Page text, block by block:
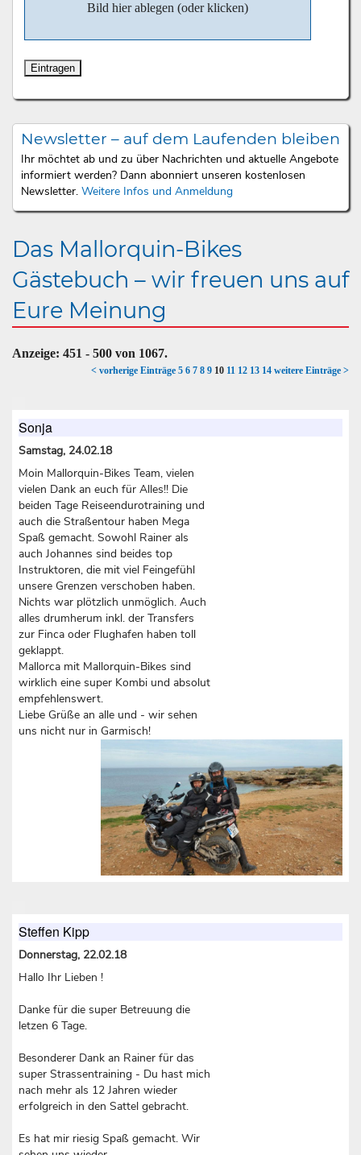
Bild hier ablegen (oder klicken)
Newsletter – auf dem Laufenden bleiben
Ihr möchtet ab und zu über Nachrichten und aktuelle Angebote
informiert werden? Dann abonniert unseren kostenlosen
Newsletter. Weitere Infos und Anmeldung
Das Mallorquin-Bikes
Gästebuch – wir freuen uns auf
Eure Meinung
Anzeige: 451 - 500 von 1067.
< vorherige Einträge 5 6 7 8 9 10 11 12 13 14 weitere Einträge >
Sonja
Samstag, 24.02.18
Moin Mallorquin-Bikes Team, vielen
vielen Dank an euch für Alles!! Die
beiden Tage Reiseendurotraining und
auch die Straßentour haben Mega
Spaß gemacht. Sowohl Rainer als
auch Johannes sind beides top
Instruktoren, die mit viel Feingefühl
unsere Grenzen verschoben haben.
Nichts war plötzlich unmöglich. Auch
alles drumherum inkl. der Transfers
zur Finca oder Flughafen haben toll
geklappt.
Mallorca mit Mallorquin-Bikes sind
wirklich eine super Kombi und absolut
empfehlenswert.
Liebe Grüße an alle und - wir sehen
uns nicht nur in Garmisch!
Steffen Kipp
Donnerstag, 22.02.18
Hallo Ihr Lieben !
Danke für die super Betreuung die
letzen 6 Tage.
Besonderer Dank an Rainer für das
super Strassentraining - Du hast mich
nach mehr als 12 Jahren wieder
erfolgreich in den Sattel gebracht.
Es hat mir riesig Spaß gemacht. Wir